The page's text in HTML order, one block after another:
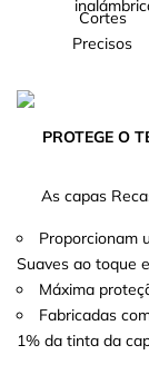
Cortes
Precisos
PROTEGE O
As capas
Proporcionam
Suaves ao toque
Máxima
Fabricadas
1% da tinta da